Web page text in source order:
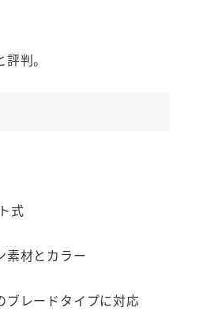
判。
式
素材とカラー
ブレードタイプに対応